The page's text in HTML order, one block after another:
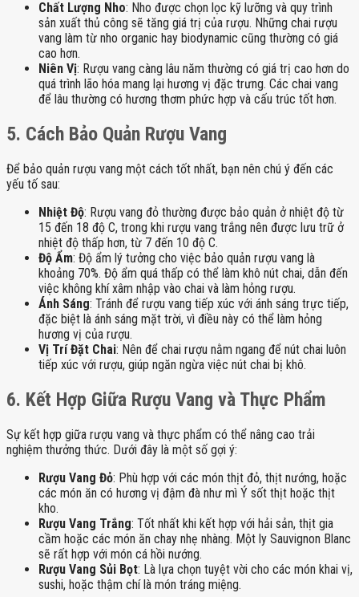
Chất Lượng Nho: Nho được chọn lọc kỹ lưỡng và quy trình
sản xuất thủ công sẽ tăng giá trị của rượu. Những chai rượu
vang làm từ nho organic hay biodynamic cũng thường có giá
cao hơn.
Niên Vị: Rượu vang càng lâu năm thường có giá trị cao hơn do
quá trình lão hóa mang lại hương vị đặc trưng. Các chai vang
để lâu thường có hương thơm phức hợp và cấu trúc tốt hơn.
5. Cách Bảo Quản Rượu Vang
Để bảo quản rượu vang một cách tốt nhất, bạn nên chú ý đến các
yếu tố sau:
Nhiệt Độ: Rượu vang đỏ thường được bảo quản ở nhiệt độ từ
15 đến 18 độ C, trong khi rượu vang trắng nên được lưu trữ ở
nhiệt độ thấp hơn, từ 7 đến 10 độ C.
Độ Ẩm: Độ ẩm lý tưởng cho việc bảo quản rượu vang là
khoảng 70%. Độ ẩm quá thấp có thể làm khô nút chai, dẫn đến
việc không khí xâm nhập vào chai và làm hỏng rượu.
Ánh Sáng: Tránh để rượu vang tiếp xúc với ánh sáng trực tiếp,
đặc biệt là ánh sáng mặt trời, vì điều này có thể làm hỏng
hương vị của rượu.
Vị Trí Đặt Chai: Nên để chai rượu nằm ngang để nút chai luôn
tiếp xúc với rượu, giúp ngăn ngừa việc nút chai bị khô.
6. Kết Hợp Giữa Rượu Vang và Thực Phẩm
Sự kết hợp giữa rượu vang và thực phẩm có thể nâng cao trải
nghiệm thưởng thức. Dưới đây là một số gợi ý:
Rượu Vang Đỏ: Phù hợp với các món thịt đỏ, thịt nướng, hoặc
các món ăn có hương vị đậm đà như mì Ý sốt thịt hoặc thịt
kho.
Rượu Vang Trắng: Tốt nhất khi kết hợp với hải sản, thịt gia
cầm hoặc các món ăn chay nhẹ nhàng. Một ly Sauvignon Blanc
sẽ rất hợp với món cá hồi nướng.
Rượu Vang Sủi Bọt: Là lựa chọn tuyệt vời cho các món khai vị,
sushi, hoặc thậm chí là món tráng miệng.